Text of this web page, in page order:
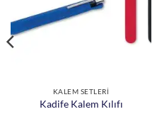
KALEM SETLERİ
Kadife Kalem Kılıfı